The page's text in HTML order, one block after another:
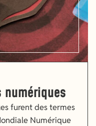
numériques
furent des termes
Numérique